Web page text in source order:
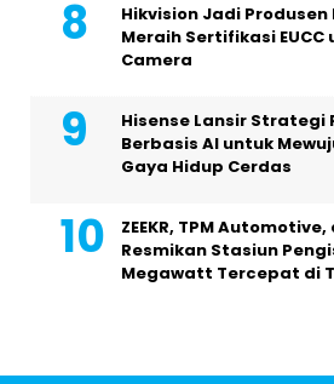
Hikvision Jadi
Meraih Sertifikasi
Camera
Hisense Lansir Strategi
Berbasis AI untuk
Gaya Hidup Cerdas
ZEEKR, TPM Automotive,
Resmikan Stasiun
Megawatt Tercepat di